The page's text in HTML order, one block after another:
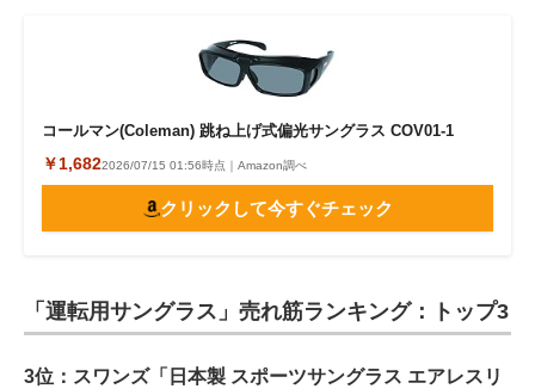
コールマン(Coleman) 跳ね上げ式偏光サングラス COV01-1
￥1,6822026/07/15 01:56時点｜Amazon調べ
クリックして今すぐチェック
「運転用サングラス」売れ筋ランキング：トップ3
3位：スワンズ「日本製 スポーツサングラス エアレスリ